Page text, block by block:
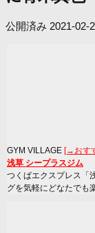
公開済み 2021-02-
GYM VILLAGE [→おす
浅草 シープラスジム
つくばエクスプレス「
グを気軽にどなたでも